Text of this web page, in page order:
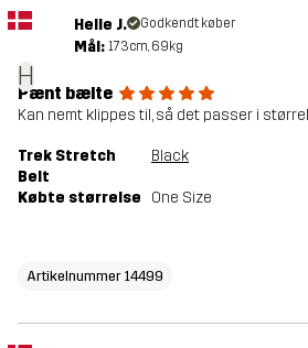
H
Helle J. Godkendt køber
Mål: 173cm, 69kg
Pænt bælte
Kan nemt klippes til, så det passer i
Trek Stretch
Belt
Black
Købte størrelse One Size
Artikelnummer 14499